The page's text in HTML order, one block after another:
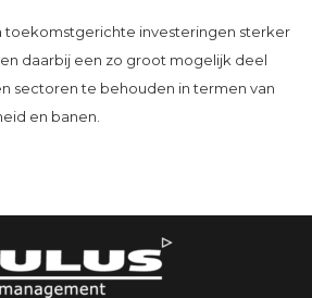
toekomstgerichte investeringen sterker
daarbij een zo groot mogelijk deel
sectoren te behouden in termen van
en banen.